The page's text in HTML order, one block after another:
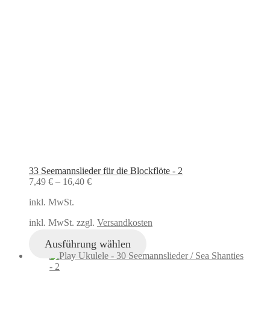
33 Seemannslieder für die Blockflöte - 2
7,49 € – 16,40 €
inkl. MwSt.
inkl. MwSt. zzgl. Versandkosten
Ausführung wählen